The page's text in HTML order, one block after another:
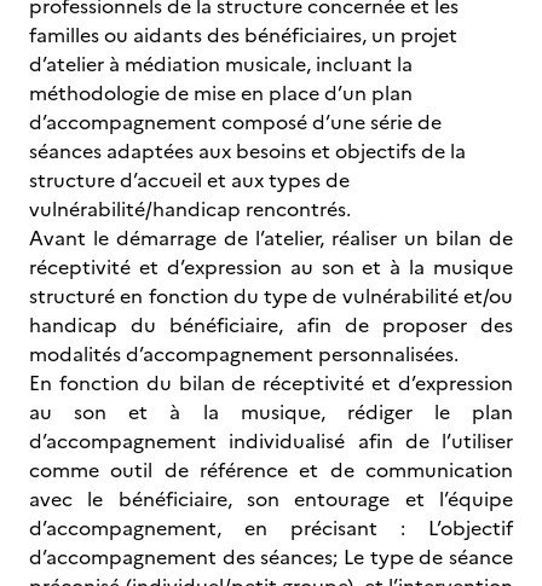
professionnels de la structure concernée et les
familles ou aidants des bénéficiaires, un projet
d’atelier à médiation musicale, incluant la
méthodologie de mise en place d’un plan
d’accompagnement composé d’une série de
séances adaptées aux besoins et objectifs de la
structure d’accueil et aux types de
vulnérabilité/handicap rencontrés.
Avant le démarrage de l’atelier, réaliser un bilan de
réceptivité et d’expression au son et à la musique
structuré en fonction du type de vulnérabilité et/ou
handicap du bénéficiaire, afin de proposer des
modalités d’accompagnement personnalisées.
En fonction du bilan de réceptivité et d’expression
au son et à la musique, rédiger le plan
d’accompagnement individualisé afin de l’utiliser
comme outil de référence et de communication
avec le bénéficiaire, son entourage et l’équipe
d’accompagnement, en précisant : L’objectif
d’accompagnement des séances; Le type de séance